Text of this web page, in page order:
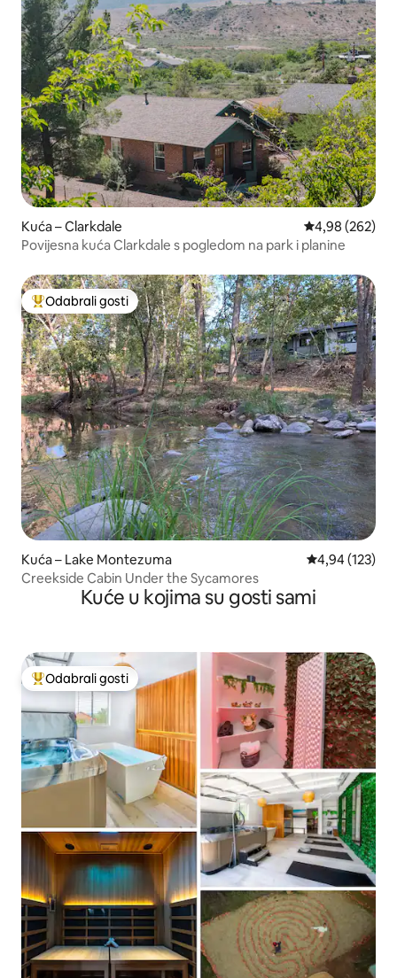
Kuća – Clarkdale Prosječna
4,98 (262)
Povijesna kuća Clarkdale s pogledom na park i planine
Među najviše rangiranima s oznakom „Odabrali gosti”
Odabrali gosti
Kuća – Lake Montezuma Prosječna
4,94 (123)
Creekside Cabin Under the Sycamores
Kuće u kojima su gosti sami
Među najviše rangiranima s oznakom „Odabrali gosti”
Odabrali gosti